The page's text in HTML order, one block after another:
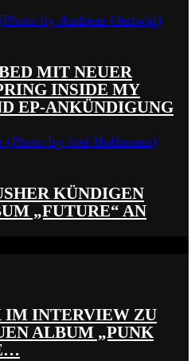
MIT NEUER
INSIDE MY
EP-ANKÜNDIGUNG
KÜNDIGEN
„FUTURE“ AN
IM INTERVIEW ZU
ALBUM „PUNK